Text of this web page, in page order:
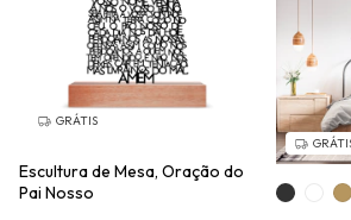
GRÁTIS
Escultura de Mesa, Oração do
Pai Nosso